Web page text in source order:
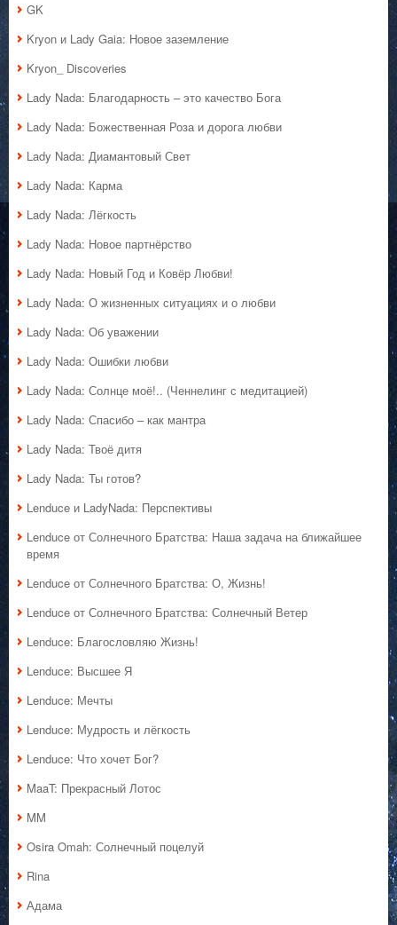
GK
Kryon и Lady Gaia: Новое заземление
Kryon_ Discoveries
Lady Nada: Благодарность – это качество Бога
Lady Nada: Божественная Роза и дорога любви
Lady Nada: Диамантовый Свет
Lady Nada: Карма
Lady Nada: Лёгкость
Lady Nada: Новое партнёрство
Lady Nada: Новый Год и Ковёр Любви!
Lady Nada: О жизненных ситуациях и о любви
Lady Nada: Об уважении
Lady Nada: Ошибки любви
Lady Nada: Солнце моё!.. (Ченнелинг с медитацией)
Lady Nada: Спасибо – как мантра
Lady Nada: Твоё дитя
Lady Nada: Ты готов?
Lenduce и LadyNada: Перспективы
Lenduce от Солнечного Братства: Наша задача на ближайшее
время
Lenduce от Солнечного Братства: О, Жизнь!
Lenduce от Солнечного Братства: Солнечный Ветер
Lenduce: Благословляю Жизнь!
Lenduce: Высшее Я
Lenduce: Мечты
Lenduce: Мудрость и лёгкость
Lenduce: Что хочет Бог?
MaaT: Прекрасный Лотос
MM
Osira Omah: Солнечный поцелуй
Rina
Адама